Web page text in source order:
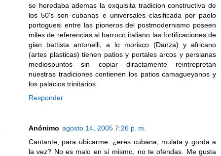
se heredaba ademas la exquisita tradicion constructiva de
los 50's son cubanas e universales clasificada por paolo
portoguesi entre las pioneros del postmodernismo poseen
miles de referencias al barroco italiano las fortificaciones de
gian battista antonelli, a lo morisco (Danza) y africano
(artes plasticas) tienen patios y portales arcos y persianas
mediospuntos sin copiar diractamente reintrepretan
nuestras tradiciones contienen los patios camagueyanos y
los palacios trinitarios
Responder
Anónimo agosto 14, 2005 7:26 p. m.
Cantante, para ubicarme: ¿eres cubana, mulata y gorda a
la vez? No es malo en sí mismo, no te ofendas. Me gusta